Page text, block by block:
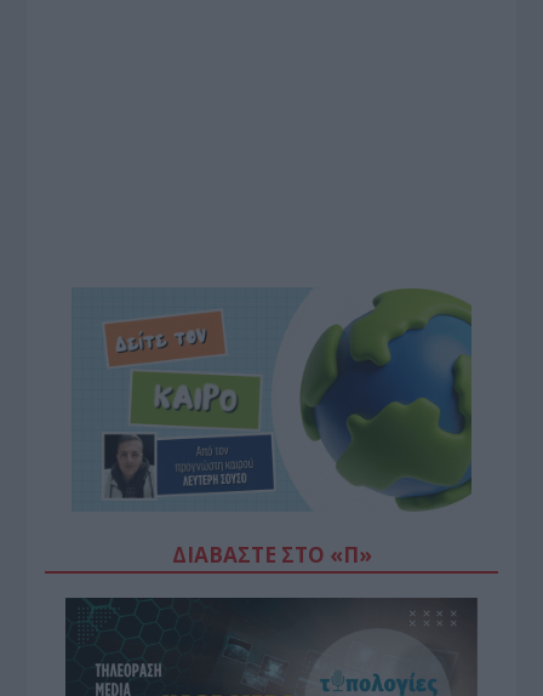
ΔΙΑΒΆΣΤΕ ΣΤΟ «Π»